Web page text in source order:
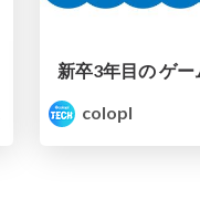
colopl